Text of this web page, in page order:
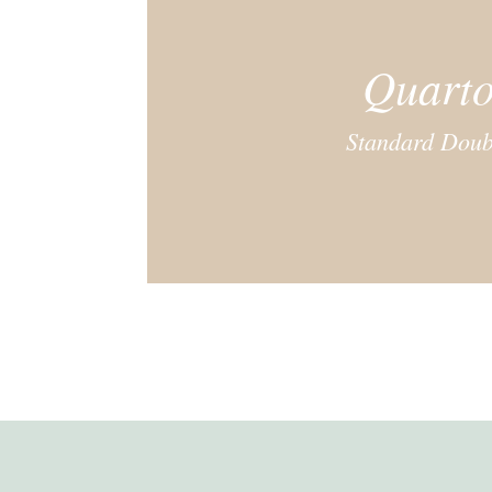
Standard